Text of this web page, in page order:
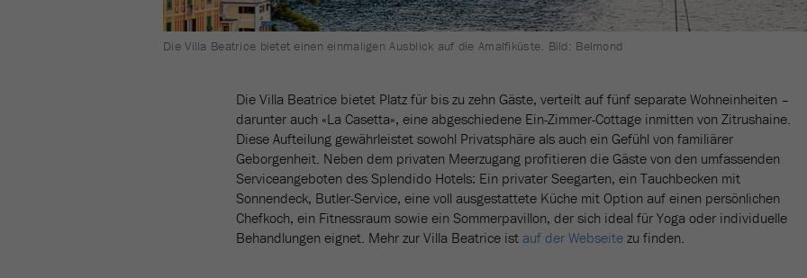
Die Villa Beatrice bietet einen einmaligen Ausblick auf die Amalfiküste. Bild: Belmond
Die Villa Beatrice bietet Platz für bis zu zehn Gäste, verteilt auf fünf separate Wohneinheiten –
darunter auch «La Casetta», eine abgeschiedene Ein-Zimmer-Cottage inmitten von Zitrushaine.
Diese Aufteilung gewährleistet sowohl Privatsphäre als auch ein Gefühl von familiärer
Geborgenheit. Neben dem privaten Meerzugang profitieren die Gäste von den umfassenden
Serviceangeboten des Splendido Hotels: Ein privater Seegarten, ein Tauchbecken mit
Sonnendeck, Butler-Service, eine voll ausgestattete Küche mit Option auf einen persönlichen
Chefkoch, ein Fitnessraum sowie ein Sommerpavillon, der sich ideal für Yoga oder individuelle
Behandlungen eignet. Mehr zur Villa Beatrice ist auf der Webseite zu finden.